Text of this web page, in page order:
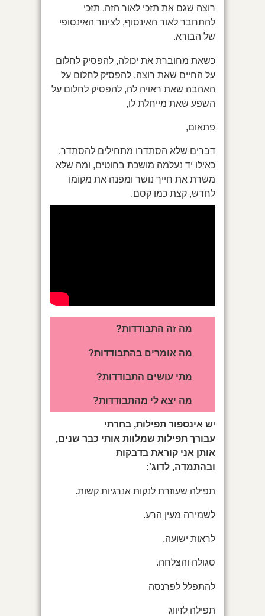
רוצה שגם את תזכי לאור הזה, תזכי
להתחבר לאור האינסוף, לצינור האינסופי
של הבורא.
כשאת מחוברת את יכולה, להפסיק לחלום
על החיים שאת רוצה, להפסיק לחלום על
האהבה שאת ראויה לה, להפסיק לחלום על
השפע שאת מייחלת לו,
פתאום,
דברים שלא הסתדרו מתחילים להסתדר,
כאילו יד נעלמה מושכת בחוטים, ומה שלא
משרת את חייך נושר ומפנה את מקומו
לחדש, קצת כמו קסם.
מה זה התבודדות?
מה אומרים בהתבודדות?
מתי עושים התבודדות?
מה יצא לי מהתבודדות?
יש אינספור תפילות, בחרתי
עבורך תפילות שמלוות אותי כבר שנים,
אותן אני קוראת בדבקות
ובהתמדה, לדוג':
תפילה שעוזרת לנקות אנרגיות קשות.
לשמירה מעין הרע.
לראות ישועה.
סגולה והצלחה.
להתפלל לפרנסה
תפילה לזיווג